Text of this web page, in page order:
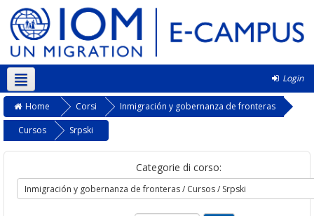
Login
Italiano ‎(it)‎
Home Corsi
Inmigración y gobernanza de fronteras
Cursos
Srpski
Categorie di corso: